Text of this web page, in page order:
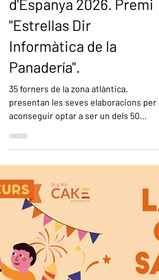
convocatòria dels 50
Forners i Forneres Top
d'Espanya 2026. Premi
"Estrellas Dir
Informàtica de la
Panadería".
35 forners de la zona atlàntica,
presentan les seves elaboracions per
aconseguir optar a ser un dels 50
millors forners/forneres d'Espanya
i optar a aconseguir una de les
Dir Informàtica de la Fleca del present